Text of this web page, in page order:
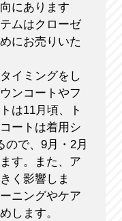
にあります
ムはクローゼ
にお売りいた
イミングをし
ンコートやフ
は11月頃、ト
ートは着用シ
で、9月・2月
す。また、ア
く影響しま
ニングやケア
します。